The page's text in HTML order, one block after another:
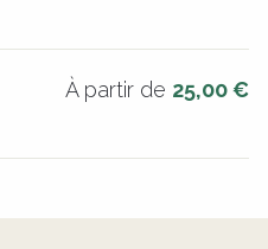
À partir de 25,00 €